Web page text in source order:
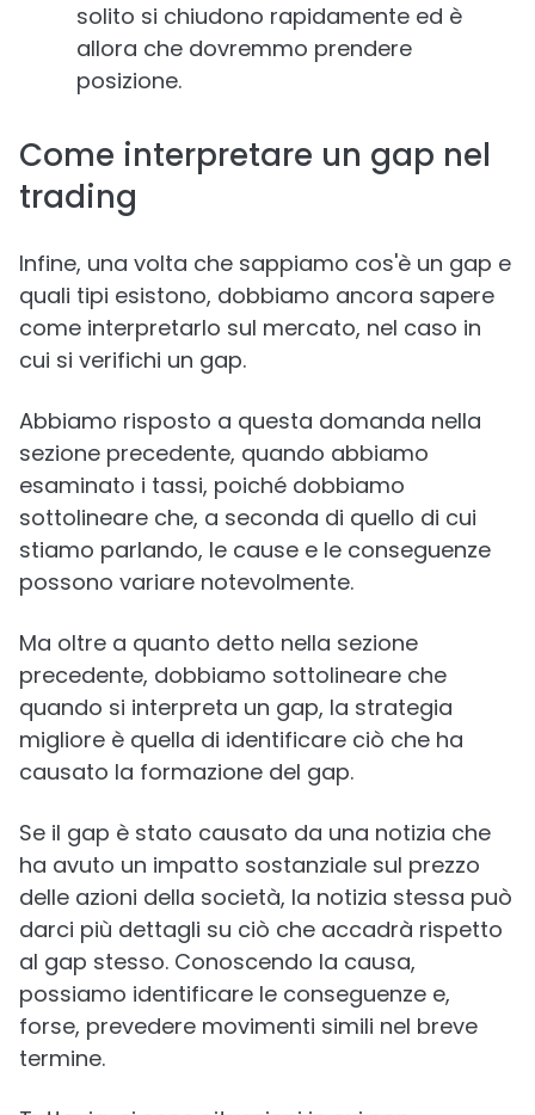
solito si chiudono rapidamente ed è
allora che dovremmo prendere
posizione.
Come interpretare un gap nel
trading
Infine, una volta che sappiamo cos'è un gap e
quali tipi esistono, dobbiamo ancora sapere
come interpretarlo sul mercato, nel caso in
cui si verifichi un gap.
Abbiamo risposto a questa domanda nella
sezione precedente, quando abbiamo
esaminato i tassi, poiché dobbiamo
sottolineare che, a seconda di quello di cui
stiamo parlando, le cause e le conseguenze
possono variare notevolmente.
Ma oltre a quanto detto nella sezione
precedente, dobbiamo sottolineare che
quando si interpreta un gap, la strategia
migliore è quella di identificare ciò che ha
causato la formazione del gap.
Se il gap è stato causato da una notizia che
ha avuto un impatto sostanziale sul prezzo
delle azioni della società, la notizia stessa può
darci più dettagli su ciò che accadrà rispetto
al gap stesso. Conoscendo la causa,
possiamo identificare le conseguenze e,
forse, prevedere movimenti simili nel breve
termine.